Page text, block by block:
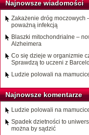
Najnowsze wiadomości
Zakażenie dróg moczowych
poważną infekcją
Blaszki mitochondrialne –
Alzheimera
Co się dzieje w organizmie
Sprawdzą to uczeni z
Ludzie polowali na
Najnowsze komentarze
Ludzie polowali na
Spadek dzietności to
można by sądzić